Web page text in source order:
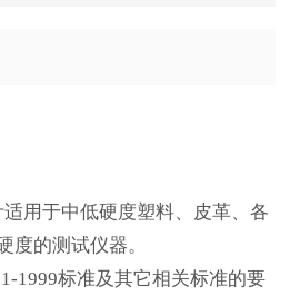
用于中低硬度塑料、皮革、各
度的测试仪器。
1999标准及其它相关标准的要